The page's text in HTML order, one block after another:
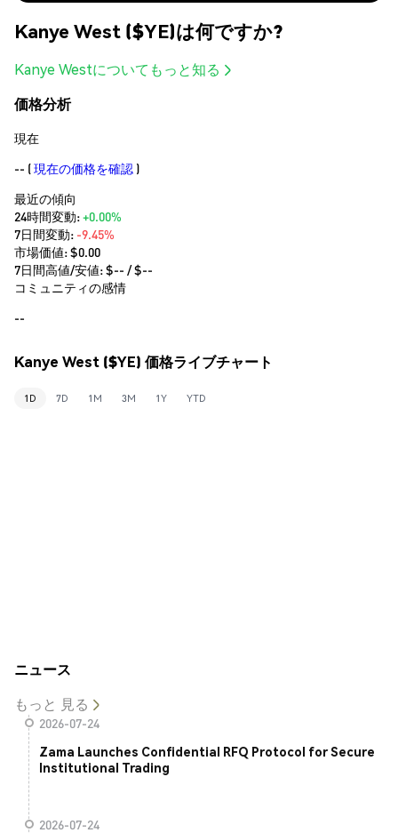
Kanye West ($YE)は何ですか?
Kanye Westについてもっと知る
価格分析
現在
-- (現在の価格を確認 )
最近の傾向
24時間変動:+0.00%
7日間変動: -9.45%
市場価値:$0.00
7日間高値/安値: $-- / $--
コミュニティの感情
--
Kanye West ($YE) 価格ライブチャート
1D 7D 1M 3M 1Y YTD
ニュース
もっと 見る
2026-07-24
Zama Launches Confidential RFQ Protocol for Secure
Institutional Trading
2026-07-24